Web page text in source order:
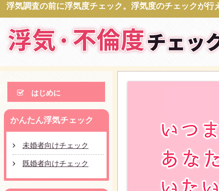
浮気調査の前に浮気度チェック。浮気度のチェックが
はじめに
かんたん浮気チェック
未婚者向けチェック
既婚者向けチェック